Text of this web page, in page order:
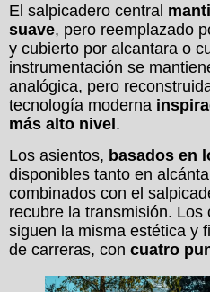
El salpicadero central
suave, pero reemplazado
y cubierto por alcantara o
instrumentación se
analógica, pero
tecnología moderna
más alto nivel.
Los asientos, basados en
disponibles tanto en
combinados con el
recubre la transmisión. Los
siguen la misma estética y
de carreras, con cuatro